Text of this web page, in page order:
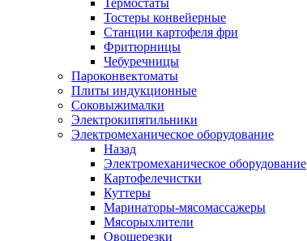
Термостаты
Тостеры конвейерные
Станции картофеля фри
Фритюрницы
Чебуречницы
Пароконвектоматы
Плиты индукционные
Соковыжималки
Электрокипятильники
Электромеханическое оборудование
Назад
Электромеханическое оборудование
Картофелечистки
Куттеры
Маринаторы-мясомассажеры
Мясорыхлители
Овощерезки